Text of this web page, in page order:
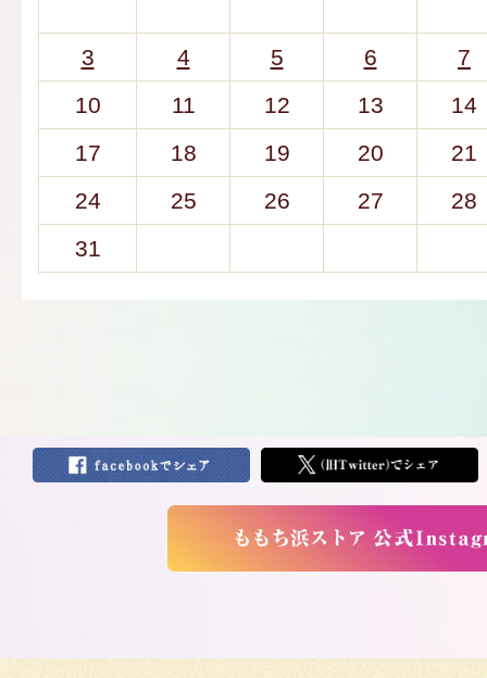
3 4 5 6
7
10
11 12 13
14
17
18 19 20
21
24
25 26 27
28
31